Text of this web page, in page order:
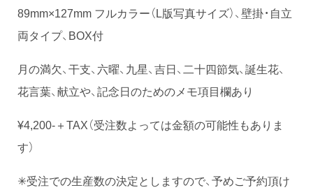
89mm×127mm フルカラー（L版写真サイズ）、壁掛・自立
両タイプ、BOX付
月の満欠、干支、六曜、九星、吉日、二十四節気、誕生花、
花言葉、献立や、記念日のためのメモ項目欄あり
¥4,200-＋TAX（受注数よっては金額の可能性もありま
す）
✳︎受注での生産数の決定としますので、予めご予約頂け